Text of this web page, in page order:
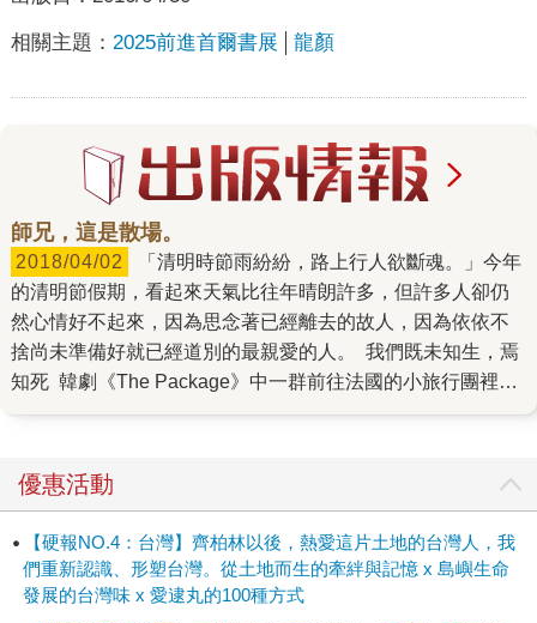
相關主題： 2025前進首爾書展 龍顏
師兄，這是散場。
2018/04/02
的清明節假期，看起來天氣比往年晴朗許多，但許多人卻仍
然心情好不起來，因為思念著已經離去的故人，因為依依不
捨尚未準備好就已經道別的最親愛的人。 我們既未知生，焉
知死 韓劇《The Package》中一群前往法國的小旅行團裡，
下，淚流滿面地說好想活下去。在突然離人生的盡頭很近的
時候，心裡的遺憾會一直向我們吶喊：明明還有好多事沒做
啊。 盧廣仲主演的植劇場《2019870131668》改編自楊富閔
創作生涯的首部作品《2018560770545》，因為一通阿嬤的
病危通知電話，全家老小聚集在鄉下的祖厝，死亡如此臨
優惠活動
【硬報NO.4：台灣】齊柏林以後，熱愛這片土地的台灣人，我
們重新認識、形塑台灣。從土地而生的牽絆與記憶 x 島嶼生命
發展的台灣味 x 愛逮丸的100種方式